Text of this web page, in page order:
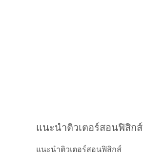
แนะนำติวเตอร์สอนฟิสิกส์
แนะนำติวเตอร์สอนฟิสิกส์